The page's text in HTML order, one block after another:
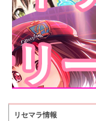
リセマラ情報